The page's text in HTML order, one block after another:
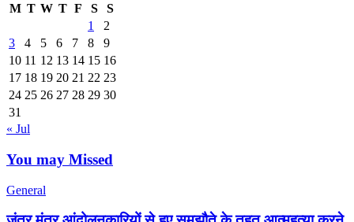
M T W T F S
S
1
2
3
4 5 6 7 8
9
10 11 12 13 14 15 16
17 18 19 20 21 22 23
24 25 26 27 28 29 30
31
« Jul
You may Missed
General